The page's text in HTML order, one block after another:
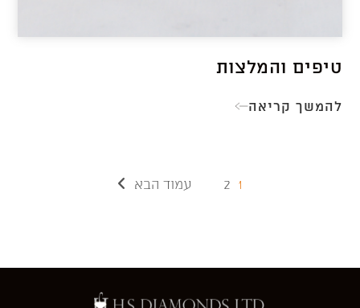
טיפים והמלצות
להמשך קריאה
1
2 מעבר לעמוד הבא